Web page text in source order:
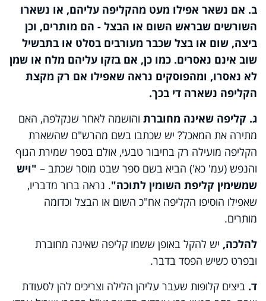
ב. אם נשאר אפילו מעט מהקליפה עליהם, או נשארו
השורשים שבראש השום או הבצל - הם מותרים, וכן
ביצה, שום או בצל שכבר מעורבים בסלט או בתבשיל
שוב אינם נאסרים. כמו כן, אם בזקו עליהם מלח או שמן
לא נאסרו, ומהפוסקים נראה שאפילו אם רק מקצת
הקליפה נשארה די בכך.
ג. קליפה שאינה מחוברת והושמה לאחר שנקלפה, האם
מתירה את המאכל? יש שכתבו בשם מהרש"ם שהשארת
הקליפה מועילה רק בחיבור טבעי, אולם בספר שמירת הגוף
והנפש (עמ' כא') הביא בשם ספר שבט מוסר שכתב – "ויש
שמשימין קליפת השומין לתוכה". נראה ברור מדבריו,
שאפילו הוסיפו הקליפה אח"כ השום או הבצל וכדומה
מותרים.
להלכה, יש להקל באופן ששמו קליפה שאינה מחוברת
ובפרט כשיש הפסד בדבר.
ד. ביצים קלופות שעבר עליהן הלילה וצריכים להן לסעודת